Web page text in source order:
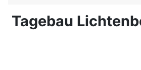
Tagebau